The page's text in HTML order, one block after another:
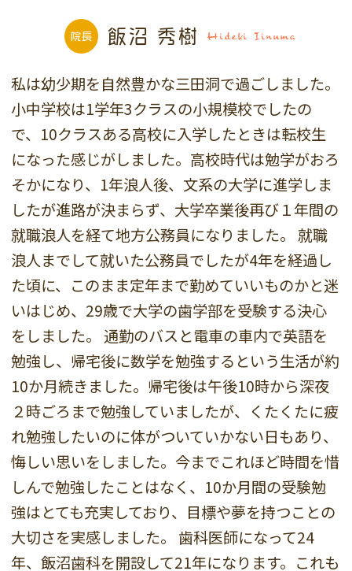
私は幼少期を自然豊かな三田洞で過ごしました。
小中学校は1学年3クラスの小規模校でしたの
で、10クラスある高校に入学したときは転校生
になった感じがしました。高校時代は勉学がおろ
そかになり、1年浪人後、文系の大学に進学しま
したが進路が決まらず、大学卒業後再び１年間の
就職浪人を経て地方公務員になりました。 就職
浪人までして就いた公務員でしたが4年を経過し
た頃に、このまま定年まで勤めていいものかと迷
いはじめ、29歳で大学の歯学部を受験する決心
をしました。 通勤のバスと電車の車内で英語を
勉強し、帰宅後に数学を勉強するという生活が約
10か月続きました。帰宅後は午後10時から深夜
２時ごろまで勉強していましたが、くたくたに疲
れ勉強したいのに体がついていかない日もあり、
悔しい思いをしました。今までこれほど時間を惜
しんで勉強したことはなく、10か月間の受験勉
強はとても充実しており、目標や夢を持つことの
大切さを実感しました。
歯科医師になって24
年、飯沼歯科を開設して21年になります。これも
飯沼 秀樹 Hideki Iinuma